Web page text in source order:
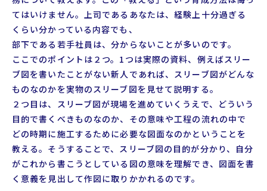
てはいけません。上司であるあなたは、経験上十分過ぎる
くらい分かっている内容でも、
部下である若手社員は、分からないことが多いのです。
ここでのポイントは２つ。1つは実際の資料、例えばスリー
ブ図を書いたことがない新人であれば、スリーブ図がどんな
ものなのかを実物のスリーブ図を見せて説明する。
２つ目は、スリーブ図が現場を進めていくうえで、どういう
目的で書くべきものなのか、その意味や工程の流れの中で
どの時期に施工するために必要な図面なのかということを
教える。そうすることで、スリーブ図の目的が分かり、自分
がこれから書こうとしている図の意味を理解でき、図面を書
く意義を見出して作図に取りかかれるのです。